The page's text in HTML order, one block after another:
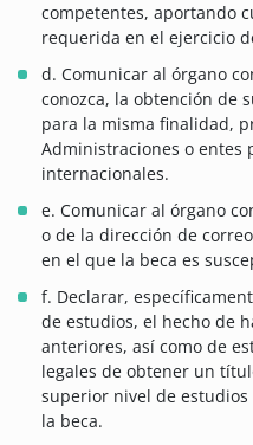
competentes, aportando
requerida en el ejercicio
d. Comunicar al órgano
conozca, la obtención de
para la misma finalidad,
Administraciones o entes
internacionales.
e. Comunicar al órgano
o de la dirección de
en el que la beca es
f. Declarar,
de estudios, el hecho de
anteriores, así como de
legales de obtener un
superior nivel de
la beca.